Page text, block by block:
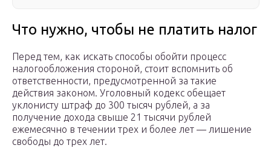
Что нужно, чтобы не платить налог
Перед тем, как искать способы обойти процесс
налогообложения стороной, стоит вспомнить об
ответственности, предусмотренной за такие
действия законом. Уголовный кодекс обещает
уклонисту штраф до 300 тысяч рублей, а за
получение дохода свыше 21 тысячи рублей
ежемесячно в течении трех и более лет — лишение
свободы до трех лет.